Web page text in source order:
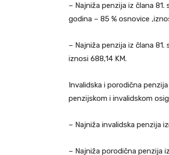
– Najniža penzija iz člana
godina – 85 % osnovice
– Najniža penzija iz člana
iznosi 688,14 KM.
Invalidska i porodična
penzijskom i invalidskom
– Najniža invalidska penzija
– Najniža porodična penzija